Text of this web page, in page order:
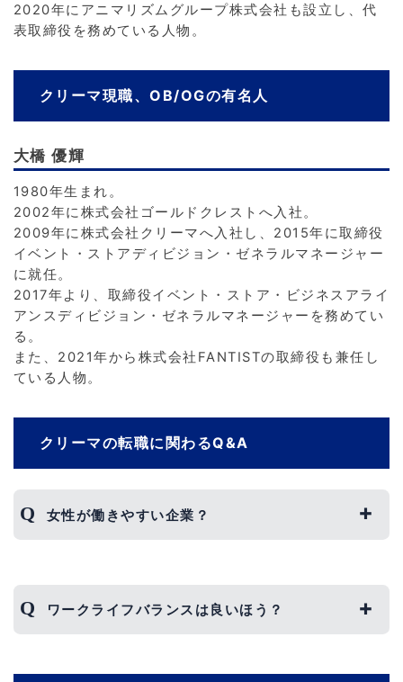
2020年にアニマリズムグループ株式会社も設立し、代
表取締役を務めている人物。
クリーマ現職、OB/OGの有名人
大橋 優輝
1980年生まれ。
2002年に株式会社ゴールドクレストへ入社。
2009年に株式会社クリーマへ入社し、2015年に取締役
イベント・ストアディビジョン・ゼネラルマネージャー
に就任。
2017年より、取締役イベント・ストア・ビジネスアライ
アンスディビジョン・ゼネラルマネージャーを務めてい
る。
また、2021年から株式会社FANTISTの取締役も兼任し
ている人物。
クリーマの転職に関わるQ&A
女性が働きやすい企業？
員が多く在籍しています。
男女や年齢の区別なく、誰でも自由に意見を言える
環境があるため、女性も活躍しやすい企業だという
ワークライフバランスは良いほう？
れは上場企業の平均程度かやや短い水準です。